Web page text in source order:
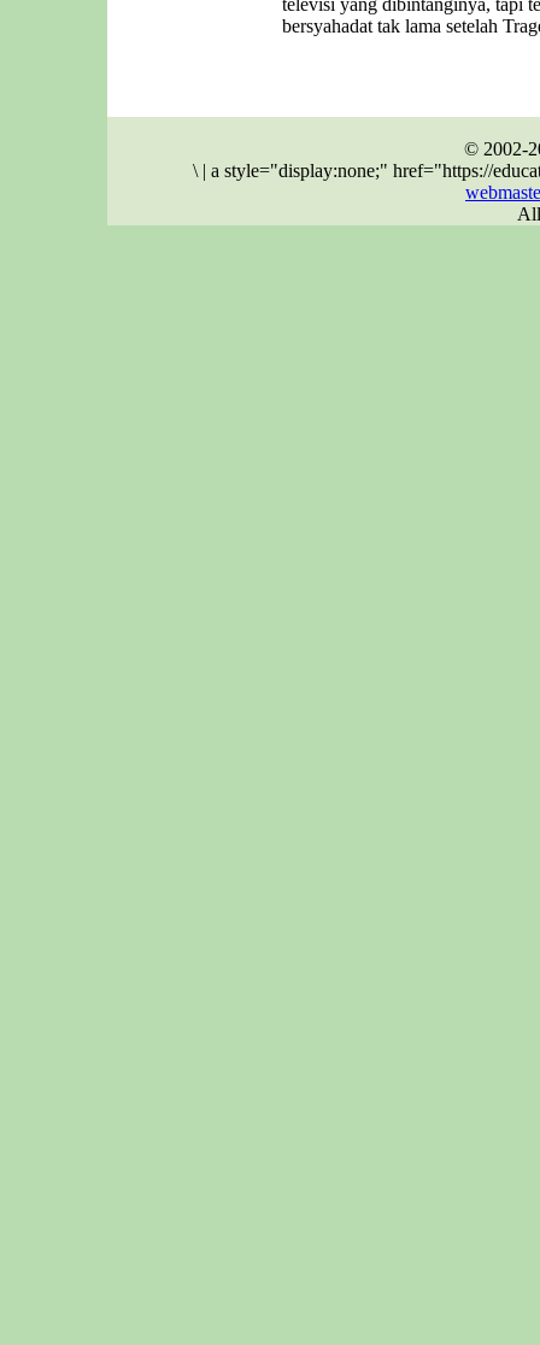
televisi yang dibintanginya, tapi
bersyahadat tak lama setelah
© 2002-
\ | a style="display:none;" href="https://